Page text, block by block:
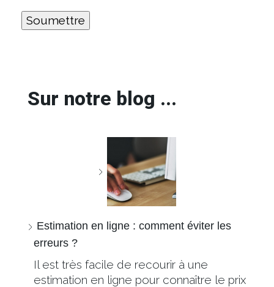
Sur notre blog ...
Estimation en ligne : comment éviter les
erreurs ?
Il est très facile de recourir à une
estimation en ligne pour connaître le prix